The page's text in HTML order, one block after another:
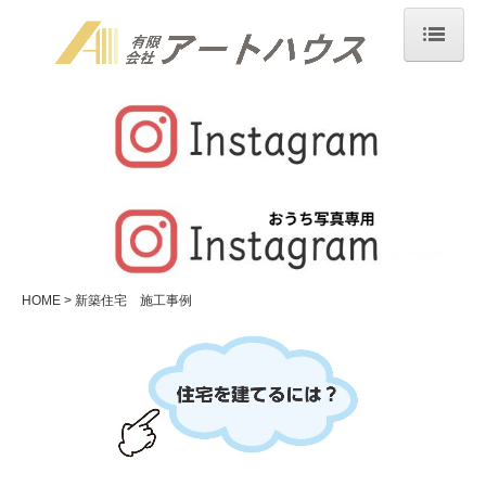
アートハウスについて
新築住宅 施工事例
リフォーム 施工事例
求人情報
個人情報保護方針
HOME 新築住宅 施工事例